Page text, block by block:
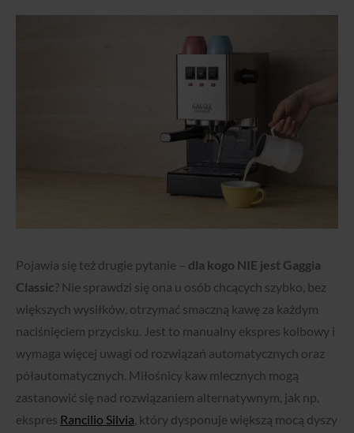
Pojawia się też drugie pytanie – dla kogo NIE jest Gaggia
Classic? Nie sprawdzi się ona u osób chcących szybko, bez
większych wysiłków, otrzymać smaczną kawę za każdym
naciśnięciem przycisku. Jest to manualny ekspres kolbowy i
wymaga więcej uwagi od rozwiązań automatycznych oraz
półautomatycznych. Miłośnicy kaw mlecznych mogą
zastanowić się nad rozwiązaniem alternatywnym, jak np.
ekspres Rancilio Silvia, który dysponuje większą mocą dyszy